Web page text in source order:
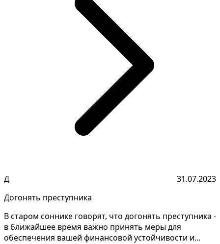
Д
31.07.2023
Догонять преступника
В старом соннике говорят, что догонять преступника -
в ближайшее время важно принять меры для
обеспечения вашей финансовой устойчивости и